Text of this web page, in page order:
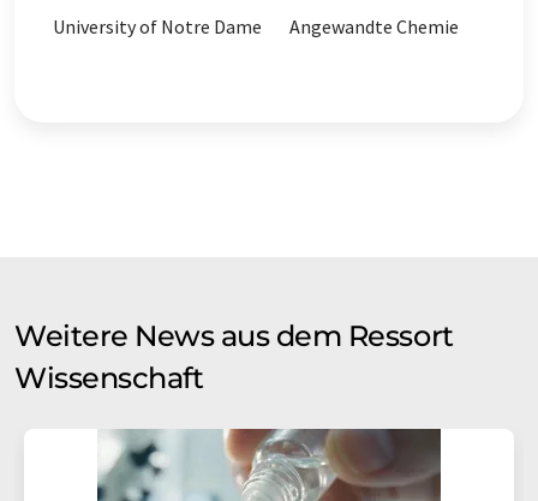
University of Notre Dame Angewandte Chemie
Weitere News aus dem Ressort
Wissenschaft